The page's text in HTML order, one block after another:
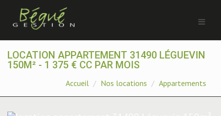
LOCATION APPARTEMENT 31490 LÉGUEVIN
150M² - 1 375 € CC PAR MOIS
Accueil Nos locations Appartements